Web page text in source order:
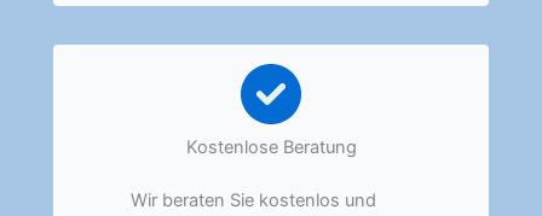
Kostenlose Beratung
Wir beraten Sie kostenlos und